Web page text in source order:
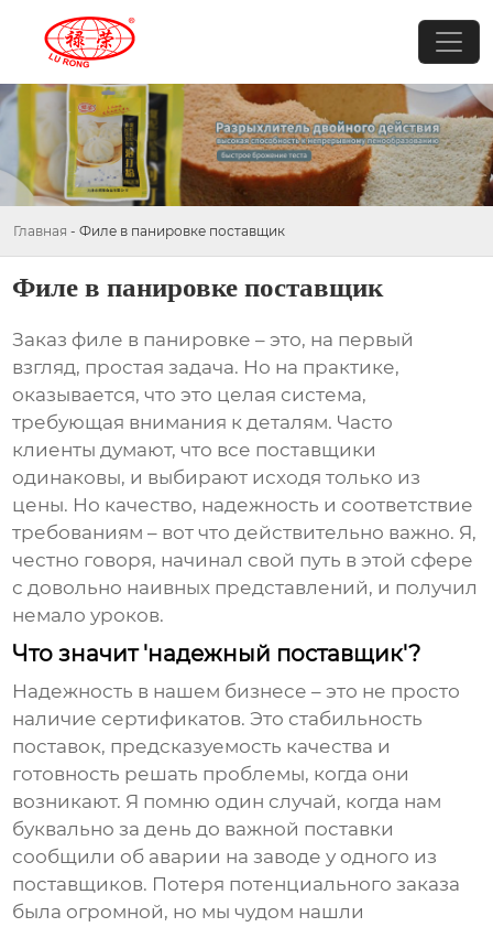
Главная - Филе в панировке поставщик
Филе в панировке поставщик
Заказ филе в панировке – это, на первый
взгляд, простая задача. Но на практике,
оказывается, что это целая система,
требующая внимания к деталям. Часто
клиенты думают, что все поставщики
одинаковы, и выбирают исходя только из
цены. Но качество, надежность и соответствие
требованиям – вот что действительно важно. Я,
честно говоря, начинал свой путь в этой сфере
с довольно наивных представлений, и получил
немало уроков.
Что значит 'надежный поставщик'?
Надежность в нашем бизнесе – это не просто
наличие сертификатов. Это стабильность
поставок, предсказуемость качества и
готовность решать проблемы, когда они
возникают. Я помню один случай, когда нам
буквально за день до важной поставки
сообщили об аварии на заводе у одного из
поставщиков. Потеря потенциального заказа
была огромной, но мы чудом нашли